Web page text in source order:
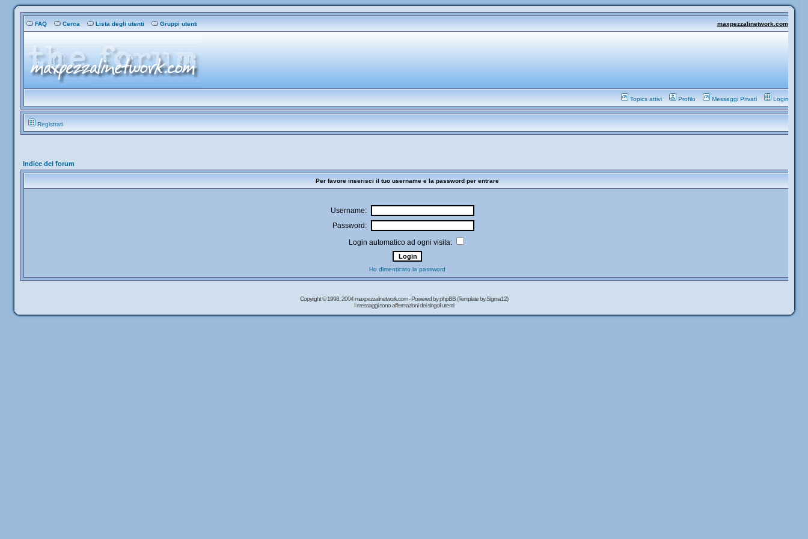
FAQ Cerca Lista degli utenti Gruppi utenti maxpezzalinetwork.com
Topics attivi Profilo Messaggi Privati Login
Registrati
Indice del forum
Per favore inserisci il tuo username e la password per entrare
Username:
Password:
Login automatico ad ogni visita:
Ho dimenticato la password
Copyright © 1998, 2004 maxpezzalinetwork.com - Powered byphpBB(Template by Sigma12)
I messaggi sono affermazioni dei singoli utenti